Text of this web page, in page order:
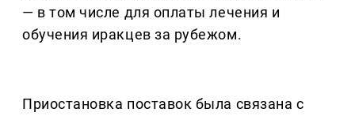
— в том числе для оплаты лечения и
обучения иракцев за рубежом.
Приостановка поставок была связана с